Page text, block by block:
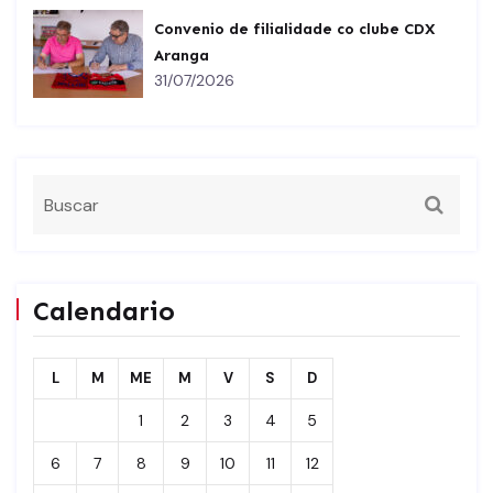
Convenio de filialidade co clube CDX
Aranga
31/07/2026
Calendario
L M ME M V S D
1 2 3 4 5
6 7 8 9 10 11 12